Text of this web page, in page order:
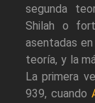
segunda
Shilah o
asentadas
teoría, y la
La primera
939, cuando